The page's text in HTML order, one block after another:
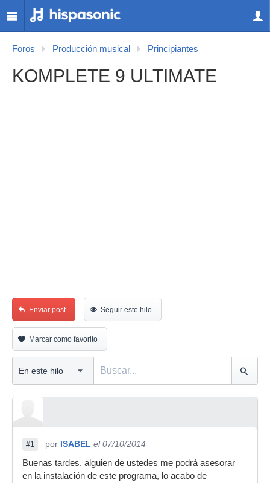
Foros Producción musical Principiantes
KOMPLETE 9 ULTIMATE
Enviar post Seguir este hilo
Marcar como favorito
#1 por ISABEL el 07/10/2014
Buenas tardes, alguien de ustedes me podrá asesorar
en la instalación de este programa, lo acabo de